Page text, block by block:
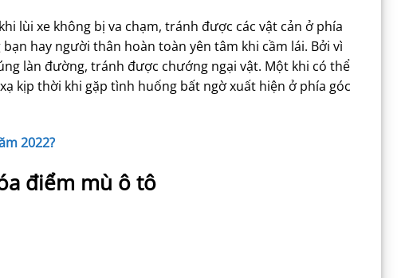
lùi xe không bị va chạm, tránh được các vật cản ở phía
hay người thân hoàn toàn yên tâm khi cầm lái. Bởi vì
làn đường, tránh được chướng ngại vật. Một khi có thể
kịp thời khi gặp tình huống bất ngờ xuất hiện ở phía góc
2022?
điểm mù ô tô